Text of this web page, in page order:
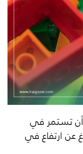
أن تستمر في
عن ارتفاع في